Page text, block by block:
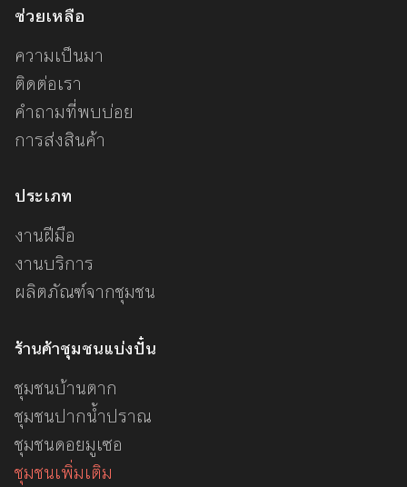
ช่วยเหลือ
ความเป็นมา
ติดต่อเรา
คำถามที่พบบ่อย
การส่งสินค้า
ประเภท
งานฝีมือ
งานบริการ
ผลิตภัณฑ์จากชุมชน
ร้านค้าชุมชนแบ่งปั๋น
ชุมชนบ้านตาก
ชุมชนปากน้ำปราณ
ชุมชนดอยมูเซอ
ชุมชนเพิ่มเติม